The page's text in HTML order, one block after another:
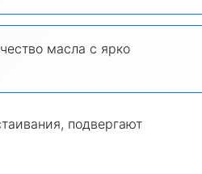
масла с ярко
подвергают